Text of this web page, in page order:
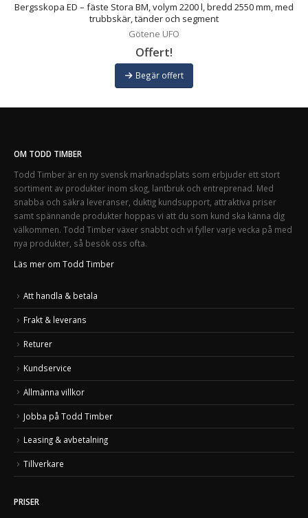
Bergsskopa ED – fäste Stora BM, volym 2200 l, bredd 2550 mm, med
trubbskär, tänder och segment
Götene UFO
Offert!
Begär offert
OM TODD TIMBER
Todd Timber är en ny svensk marknadsplats som erbjuder ett stort
sortiment av produkter inom skog, lantbruk och entreprenad. Med
snabba och säkra leveranser, duktig kundsupport, attraktiva priser
samt spännande produkter hoppas vi att du som kund ska känna dig
välkommen. Todd Timber växer snabbt och vi fyller varje vecka på med
nya produkter, så besök oss ofta.
Läs mer om Todd Timber
Att handla & betala
Frakt & leverans
Returer
Kundservice
Allmänna villkor
Jobba på Todd Timber
Leasing & avbetalning
Tillverkare
PRISER